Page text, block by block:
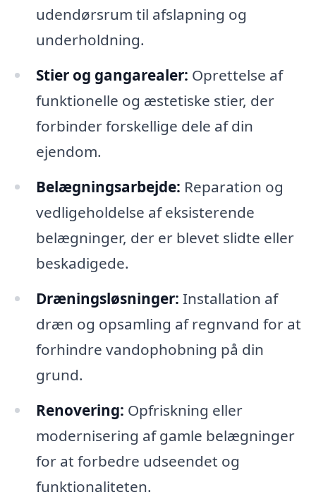
udendørsrum til afslapning og
underholdning.
Stier og gangarealer: Oprettelse af
funktionelle og æstetiske stier, der
forbinder forskellige dele af din
ejendom.
Belægningsarbejde: Reparation og
vedligeholdelse af eksisterende
belægninger, der er blevet slidte eller
beskadigede.
Dræningsløsninger: Installation af
dræn og opsamling af regnvand for at
forhindre vandophobning på din
grund.
Renovering: Opfriskning eller
modernisering af gamle belægninger
for at forbedre udseendet og
funktionaliteten.